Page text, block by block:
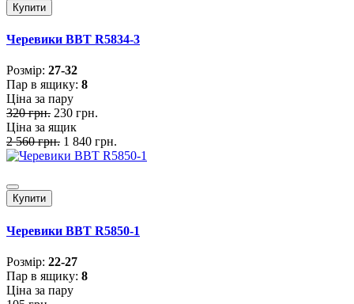
Купити
Черевики BBT R5834-3
Розмiр: 27-32
Пар в ящику: 8
Ціна за пару
320 грн. 230 грн.
Ціна за ящик
2 560 грн. 1 840 грн.
Купити
Черевики BBT R5850-1
Розмiр: 22-27
Пар в ящику: 8
Ціна за пару